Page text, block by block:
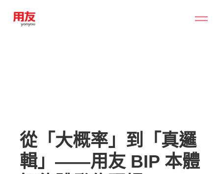
從「大概率」到「真邏
輯」——用友 BIP 本體